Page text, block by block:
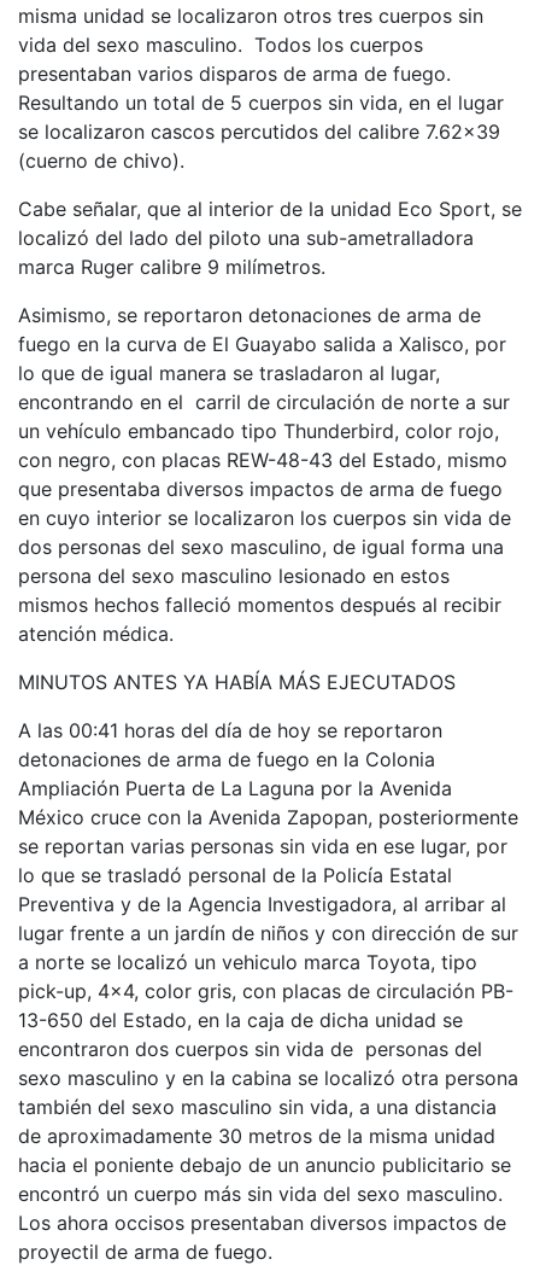
misma unidad se localizaron otros tres cuerpos sin
vida del sexo masculino. Todos los cuerpos
presentaban varios disparos de arma de fuego.
Resultando un total de 5 cuerpos sin vida, en el lugar
se localizaron cascos percutidos del calibre 7.62×39
(cuerno de chivo).
Cabe señalar, que al interior de la unidad Eco Sport, se
localizó del lado del piloto una sub-ametralladora
marca Ruger calibre 9 milímetros.
Asimismo, se reportaron detonaciones de arma de
fuego en la curva de El Guayabo salida a Xalisco, por
lo que de igual manera se trasladaron al lugar,
encontrando en el carril de circulación de norte a sur
un vehículo embancado tipo Thunderbird, color rojo,
con negro, con placas REW-48-43 del Estado, mismo
que presentaba diversos impactos de arma de fuego
en cuyo interior se localizaron los cuerpos sin vida de
dos personas del sexo masculino, de igual forma una
persona del sexo masculino lesionado en estos
mismos hechos falleció momentos después al recibir
atención médica.
MINUTOS ANTES YA HABÍA MÁS EJECUTADOS
A las 00:41 horas del día de hoy se reportaron
detonaciones de arma de fuego en la Colonia
Ampliación Puerta de La Laguna por la Avenida
México cruce con la Avenida Zapopan, posteriormente
se reportan varias personas sin vida en ese lugar, por
lo que se trasladó personal de la Policía Estatal
Preventiva y de la Agencia Investigadora, al arribar al
lugar frente a un jardín de niños y con dirección de sur
a norte se localizó un vehiculo marca Toyota, tipo
pick-up, 4×4, color gris, con placas de circulación PB-
13-650 del Estado, en la caja de dicha unidad se
encontraron dos cuerpos sin vida de personas del
sexo masculino y en la cabina se localizó otra persona
también del sexo masculino sin vida, a una distancia
de aproximadamente 30 metros de la misma unidad
hacia el poniente debajo de un anuncio publicitario se
encontró un cuerpo más sin vida del sexo masculino.
Los ahora occisos presentaban diversos impactos de
proyectil de arma de fuego.